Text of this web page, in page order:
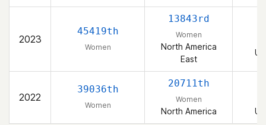
2023
45419th
Women
13843rd
Women
North America
East
2022
39036th
Women
20711th
Women
North America